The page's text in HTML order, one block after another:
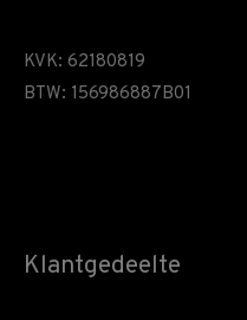
KVK: 62180819
BTW: 156986887B01
Klantgedeelte